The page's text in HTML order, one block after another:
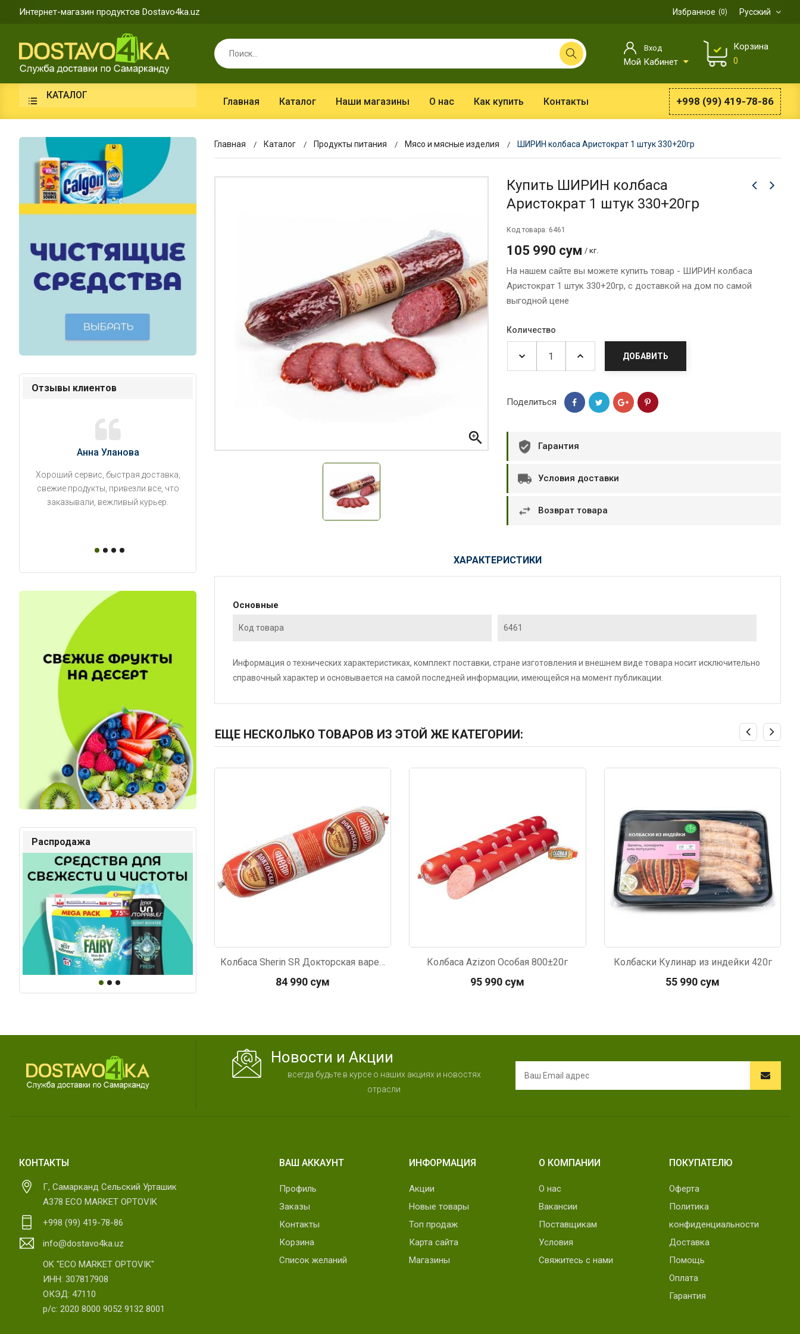
Интернет-магазин продуктов Dostavo4ka.uz Русский
Избранное 0
Вход
Мой Кабинет
Корзина
0
КАТАЛОГ
Главная Каталог Наши магазины О нас Как купить Контакты +998 (99) 419-78-86
Отзывы клиентов
Анна Уланова
Хороший сервис, быстрая доставка,
свежие продукты, привезли все, что
заказывали, вежливый курьер.
Александр П. Ольга Кузяева
Лежу в больнице, сделала заказ, все
привезли раньше назначенного
времени. Курьер Анвар, спасибо ему!
Тимур B.Д.
Вежливый и отзывчивый персонал.
и овощи. Мясо свежее. Очень
Распродажа
Главная Каталог Продукты питания Мясо и мясные изделия ШИРИН колбаса Аристократ 1 штук 330+20гр

Купить ШИРИН колбаса
Аристократ 1 штук 330+20гр
Код товара: 6461
105 990 сум / кг.
На нашем сайте вы можете купить товар - ШИРИН колбаса
Аристократ 1 штук 330+20гр, с доставкой на дом по самой
выгодной цене
Количество
ДОБАВИТЬ
Поделиться
Гарантия
Условия доставки
Возврат товара
ХАРАКТЕРИСТИКИ
Основные
Код товара 6461
Информация о технических характеристиках, комплект поставки, стране изготовления и внешнем виде товара носит исключительно
справочный характер и основывается на самой последней информации, имеющейся на момент публикации.
ЕЩЕ НЕСКОЛЬКО ТОВАРОВ ИЗ ЭТОЙ ЖЕ КАТЕГОРИИ:
Код: 1208
Колбаса Sherin SR Докторская вареная 700г±20г
84 990 сум
Колбаса Azizon Особая 800±20г
95 990 сум
Колбаски Кулинар из индейки 420г
55 990 сум
Новости и Акции
всегда будьте в курсе о наших акциях и новостях
отрасли
КОНТАКТЫ
Г, Самарканд Сельский Урташик
А378 ECO MARKET OPTOVIK
+998 (99) 419-78-86
info@dostavo4ka.uz
OK "ECO MARKET OPTOVIK"
ИНН: 307817908
ОКЭД: 47110
р/с: 2020 8000 9052 9132 8001
ВАШ АККАУНТ
Профиль
Заказы
Контакты
Корзина
Список желаний
ИНФОРМАЦИЯ
Акции
Новые товары
Топ продаж
Карта сайта
Магазины
О КОМПАНИИ
О нас
Вакансии
Поставщикам
Условия
Свяжитесь с нами
ПОКУПАТЕЛЮ
Оферта
Политика
конфиденциальности
Доставка
Помощь
Оплата
Гарантия